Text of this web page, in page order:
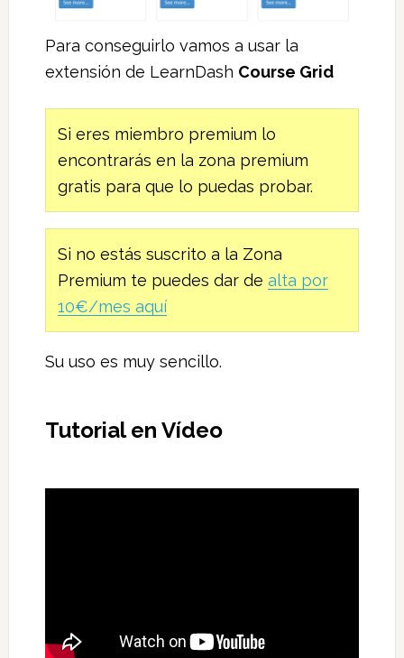
Para conseguirlo vamos a usar la
extensión de LearnDash Course Grid
Si eres miembro premium lo
encontrarás en la zona premium
gratis para que lo puedas probar.
Si no estás suscrito a la Zona
Premium te puedes dar de alta por
10€/mes aquí
Su uso es muy sencillo.
Tutorial en Vídeo